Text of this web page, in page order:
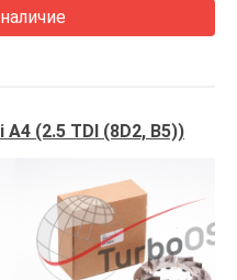
(2.5 TDI (8D2, B5))